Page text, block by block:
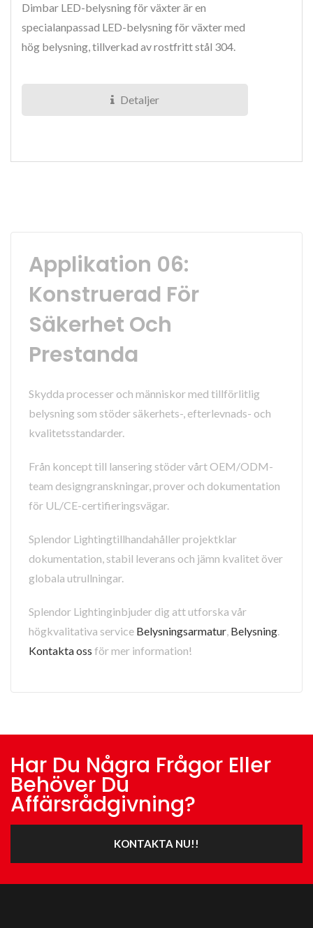
Dimbar LED-belysning för växter är en
specialanpassad LED-belysning för växter med
hög belysning, tillverkad av rostfritt stål 304.
Detaljer
Applikation 06:
Konstruerad För
Säkerhet Och
Prestanda
Skydda processer och människor med tillförlitlig
belysning som stöder säkerhets-, efterlevnads- och
kvalitetsstandarder.
Från koncept till lansering stöder vårt OEM/ODM-
team designgranskningar, prover och dokumentation
för UL/CE-certifieringsvägar.
Splendor Lightingtillhandahåller projektklar
dokumentation, stabil leverans och jämn kvalitet över
globala utrullningar.
Splendor Lightinginbjuder dig att utforska vår
högkvalitativa service Belysningsarmatur, Belysning.
Kontakta oss för mer information!
Har Du Några Frågor Eller
Behöver Du
Affärsrådgivning?
KONTAKTA NU!!